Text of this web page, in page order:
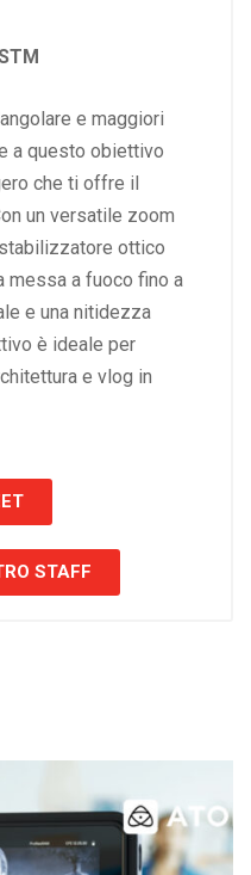
e maggiori
a questo obiettivo
che ti offre il
un versatile zoom
ottico
messa a fuoco fino a
e una nitidezza
è ideale per
e vlog in
STAFF